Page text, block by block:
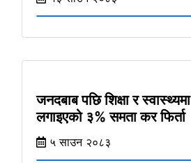
जनदबाब पछि शिक्षा र स्वास्थ्यमा
लगाइएको ३% समता कर फिर्ता
५ साउन २०८३